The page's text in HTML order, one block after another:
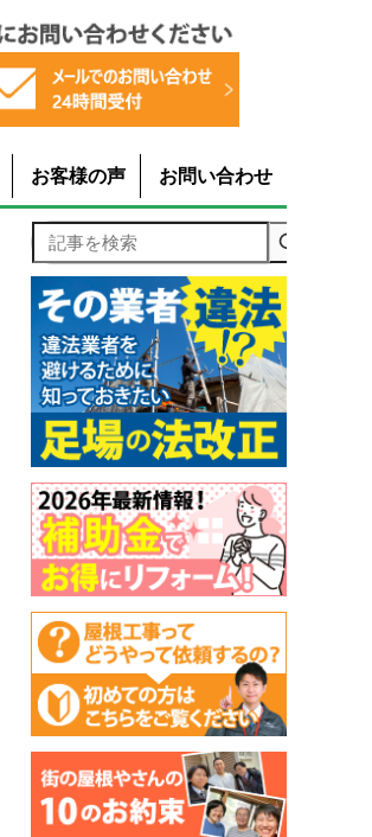
お客様の声 お問い合わせ
記事を検索